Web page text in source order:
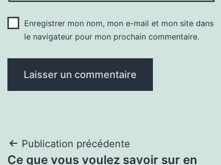
Enregistrer mon nom, mon e-mail et mon site dans
le navigateur pour mon prochain commentaire.
Navigation
Publication précédente
Ce que vous voulez savoir sur en